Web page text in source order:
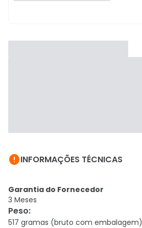
INFORMAÇÕES TÉCNICAS
Garantia do Fornecedor
3 Meses
Peso:
517 gramas (bruto com embalagem)